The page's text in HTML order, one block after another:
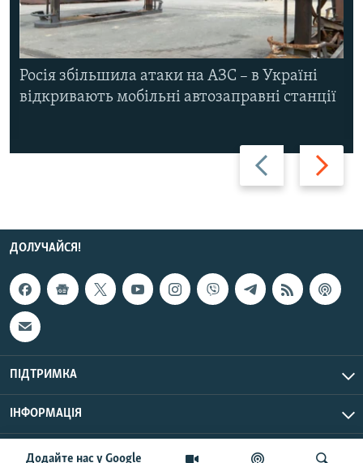
Додайте нас у Google
Назад Вперед
Росія збільшила атаки на АЗС – в Україні
відкривають мобільні автозаправні станції
ДОЛУЧАЙСЯ!
ПІДТРИМКА
ІНФОРМАЦІЯ
© Радіо Свобода, 2026 | Усі права застережено.
UTC+3